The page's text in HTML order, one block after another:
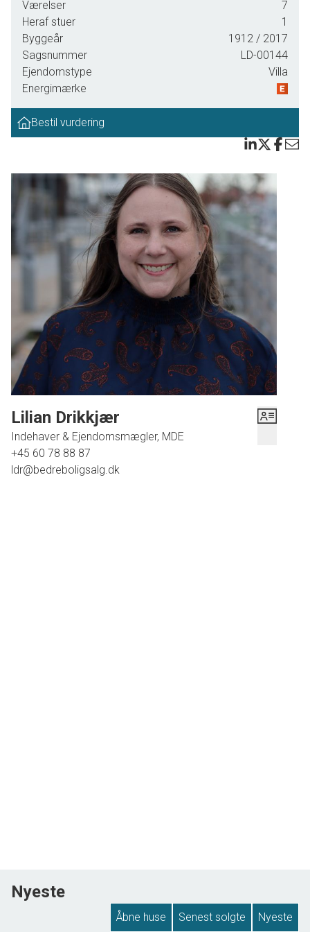
Fra Sønder Vium er der kun 10 km til Nørre Nebel, 16 km til Skjern, 12 km til
nærområdet. Derudover har Sdr. Vium en Friluftsbørnehave & -vuggestue
kaldet SpireVium som er kun 100m fra huset.
Derudover er der i området masser af dejlig natur, hvor der bl.a. kun er 8 km
til Hemmet Gammel Havn, og samtidig kun 5 kilometer til Hemmet Brugs
hvor indkøbene kan foretages.
Værelser
7
Heraf stuer
1
Byggeår
1912 / 2017
Sagsnummer
LD-00144
Ejendomstype
Villa
Energimærke
Bestil vurdering
Lilian Drikkjær
Indehaver & Ejendomsmægler, MDE
+45 60 78 88 87
ldr@bedreboligsalg.dk
Nyeste
Åbne huse Senest solgte Nyeste